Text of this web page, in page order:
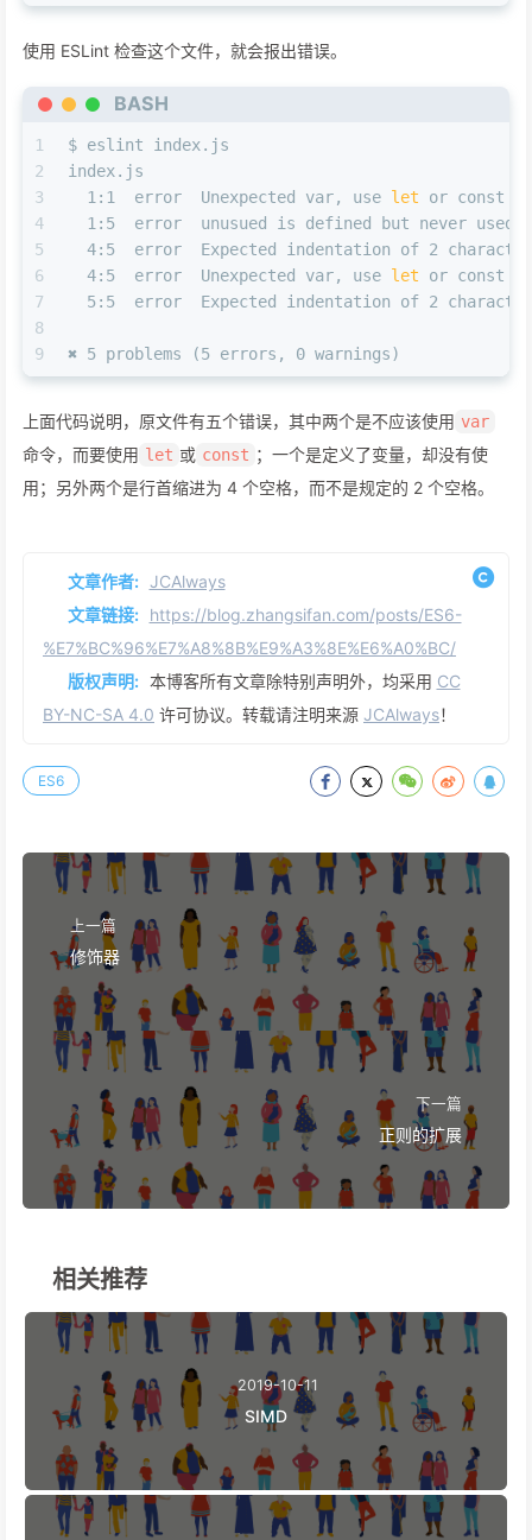
使用 ESLint 检查这个文件，就会报出错误。
BASH
1
2
3
4
5
6
7
8
9
$ eslint index.js
index.js
  1:1  error  Unexpected var, use
let or const
1:5  error  unusued is defined but never used
4:5  error  Expected indentation of 2
  4:5  error  Unexpected var, use
let or const
5:5  error  Expected indentation of 2
✖ 5 problems (5 errors, 0 warnings)
上面代码说明，原文件有五个错误，其中两个是不应该使用 var
命令，而要使用 let 或 const ；一个是定义了变量，却没有使
用；另外两个是行首缩进为 4 个空格，而不是规定的 2 个空格。
文章作者: JCAlways
文章链接: https://blog.zhangsifan.com/posts/ES6-
%E7%BC%96%E7%A8%8B%E9%A3%8E%E6%A0%BC/
版权声明: 本博客所有文章除特别声明外，均采用 CC
BY-NC-SA 4.0 许可协议。转载请注明来源 JCAlways！
ES6
上一篇
修饰器
下一篇
正则的扩展
相关推荐
2019-10-11
SIMD